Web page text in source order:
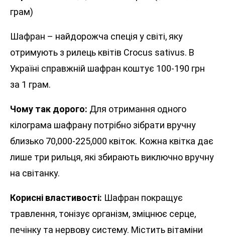
грам)
Шафран – найдорожча спеція у світі, яку
отримують з рилець квітів Crocus sativus. В
Україні справжній шафран коштує 100-190 грн
за 1 грам.
Чому так дорого: Для отримання одного
кілограма шафрану потрібно зібрати вручну
близько 70,000-225,000 квіток. Кожна квітка дає
лише три рильця, які збирають виключно вручну
на світанку.
Корисні властивості: Шафран покращує
травлення, тонізує організм, зміцнює серце,
печінку та нервову систему. Містить вітаміни